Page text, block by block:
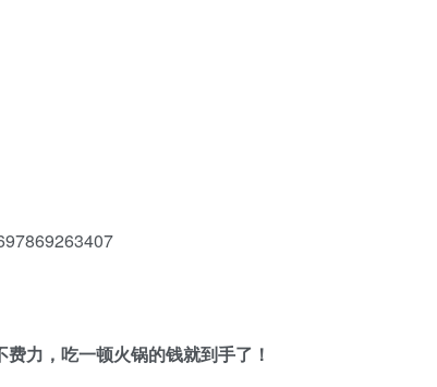
力，吃一顿火锅的钱就到手了！